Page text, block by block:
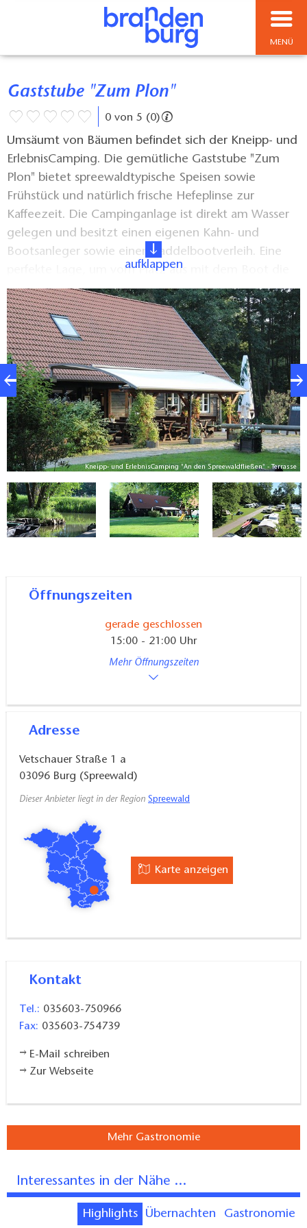
MENÜ
Gaststube "Zum Plon"
0 von 5 (0)
Umsäumt von Bäumen befindet sich der Kneipp- und
ErlebnisCamping. Die gemütliche Gaststube "Zum
Plon" bietet spreewaldtypische Speisen sowie
Frühstück und natürlich frische Hefeplinse zur
Kaffeezeit. Die Campinganlage ist direkt am Wasser
gelegen und besitzt einen eigenen Kahn- und
Bootsanleger sowie einen Paddelbootverleih. Eine
perfekte Lage, um vom Platz aus mit dem Boot die
einzigartige Landschaft des UNESCO-
Biosphärenreservats Spreewald zu erkunden.
aufklappen
Kneipp- und ErlebnisCamping "An den Spreewaldfließen" - Terrasse
Öffnungszeiten
gerade geschlossen
15:00 - 21:00 Uhr
Mehr Öffnungszeiten
Adresse
Vetschauer Straße 1 a
03096 Burg (Spreewald)
Dieser Anbieter liegt in der Region Spreewald
Karte anzeigen
Kontakt
Tel.: 035603-750966
Fax: 035603-754739
E-Mail schreiben
Zur Webseite
Mehr Gastronomie
Interessantes in der Nähe ...
Highlights Übernachten Gastronomie